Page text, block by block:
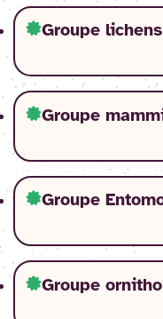
Groupe lichens
Groupe
Groupe
Groupe